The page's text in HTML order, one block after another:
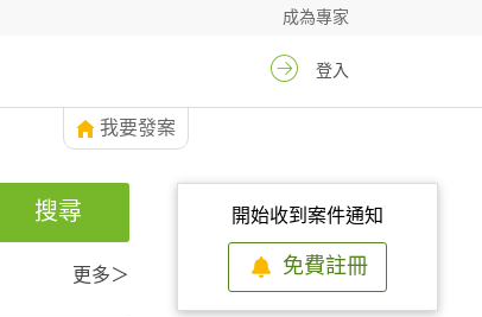
成為專家
登入
我要發案
開始收到案件通知
免費註冊
搜尋
更多＞